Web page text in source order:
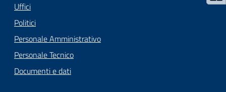
Uffici
Politici
Personale Amministrativo
Personale Tecnico
Documenti e dati